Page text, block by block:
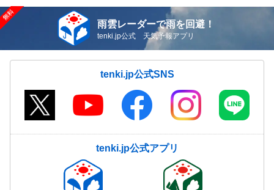
雨雲レーダーで雨を回避！
tenki.jp公式 天気予報アプリ
tenki.jp公式SNS
tenki.jp公式アプリ